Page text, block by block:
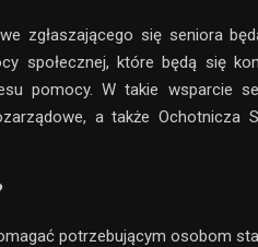
zgłaszającego się seniora
społecznej, które będą się
pomocy. W takie wsparcie
a także Ochotnicza
potrzebującym osobom